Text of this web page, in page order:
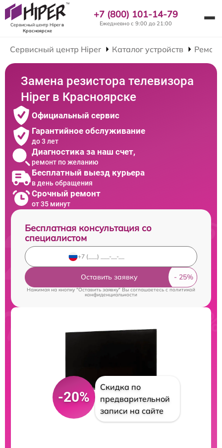
Сервисный центр Hiperв
Красноярске
+7 (800) 101-14-79
Ежедневно с 9:00 до 21:00
Сервисный центр Hiper Каталог устройств
Замена резистора телевизора
Hiper в Красноярске
Официальный сервис
Гарантийное обслуживание
до 3 лет
Диагностика за наш счет,
ремонт по желанию
Бесплатный выезд курьера
в день обращения
Срочный ремонт
от 35 минут
Бесплатная консультация со
специалистом
Оставить заявку
Нажимая на кнопку "Оставить заявку" Вы соглашаетесь cполитикой
конфиденциальности
-20%
Скидка по
предварительной
записи на сайте